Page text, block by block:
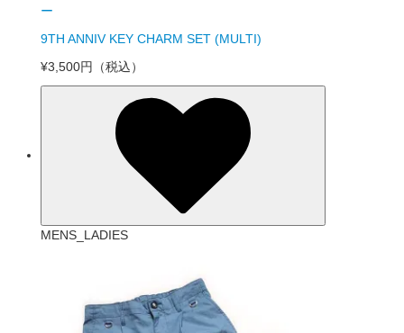
ー
9TH ANNIV KEY CHARM SET (MULTI)
¥3,500円
（税込）
MENS_LADIES